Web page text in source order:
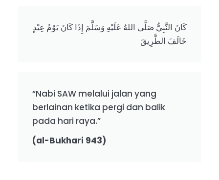
كَانَ النَّبِيُّ صَلَّى اللهُ عَلَيْهِ وَسَلَّمَ إِذَا كَانَ يَوْمُ عِيْدٍ
خَالَفَ الطَّرِيقَ
“Nabi SAW melalui jalan yang
berlainan ketika pergi dan balik
pada hari raya.”
(al-Bukhari 943)